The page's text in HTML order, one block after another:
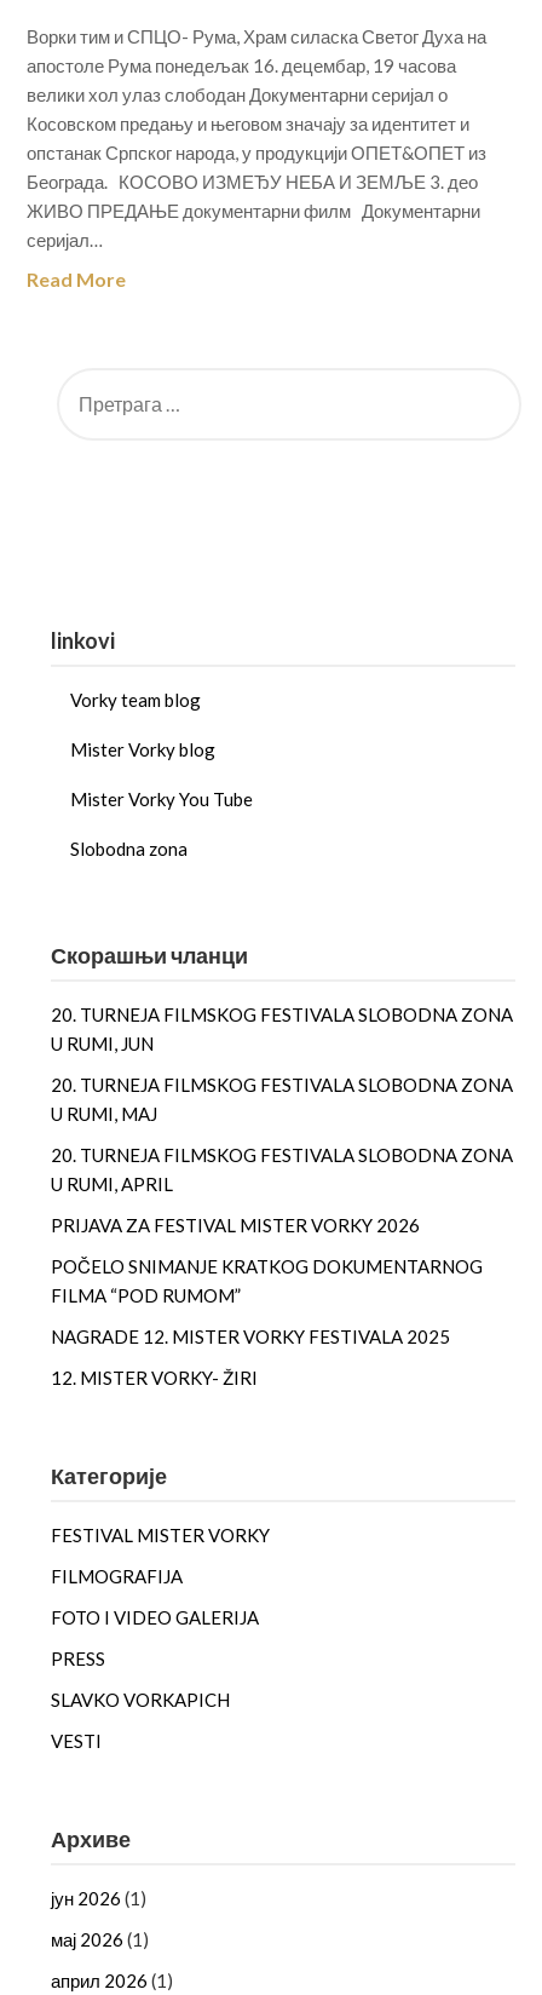
Ворки тим и СПЦО- Рума, Храм силаска Светог Духа на
апостоле Рума понедељак 16. децембар, 19 часова
велики хол улаз слободан Документарни серијал о
Косовском предању и његовом значају за идентитет и
опстанак Српског народа, у продукцији ОПЕТ&ОПЕТ из
Београда. КОСОВО ИЗМЕЂУ НЕБА И ЗЕМЉЕ 3. део
ЖИВО ПРЕДАЊЕ документарни филм Документарни
серијал…
Read More
linkovi
Vorky team blog
Mister Vorky blog
Mister Vorky You Tube
Slobodna zona
Скорашњи чланци
20. TURNEJA FILMSKOG FESTIVALA SLOBODNA ZONA
U RUMI, JUN
20. TURNEJA FILMSKOG FESTIVALA SLOBODNA ZONA
U RUMI, MAJ
20. TURNEJA FILMSKOG FESTIVALA SLOBODNA ZONA
U RUMI, APRIL
PRIJAVA ZA FESTIVAL MISTER VORKY 2026
POČELO SNIMANJE KRATKOG DOKUMENTARNOG
FILMA “POD RUMOM”
NAGRADE 12. MISTER VORKY FESTIVALA 2025
12. MISTER VORKY- ŽIRI
Категорије
FESTIVAL MISTER VORKY
FILMOGRAFIJA
FOTO I VIDEO GALERIJA
PRESS
SLAVKO VORKAPICH
VESTI
Архиве
јун 2026 (1)
мај 2026 (1)
април 2026 (1)